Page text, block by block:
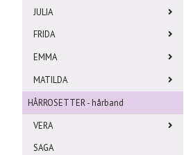
JULIA
FRIDA
EMMA
MATILDA
HÅRROSETTER - hårband
VERA
SAGA